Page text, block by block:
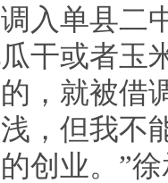
入单县二
干或者玉
，就被借
，但我不
创业。”